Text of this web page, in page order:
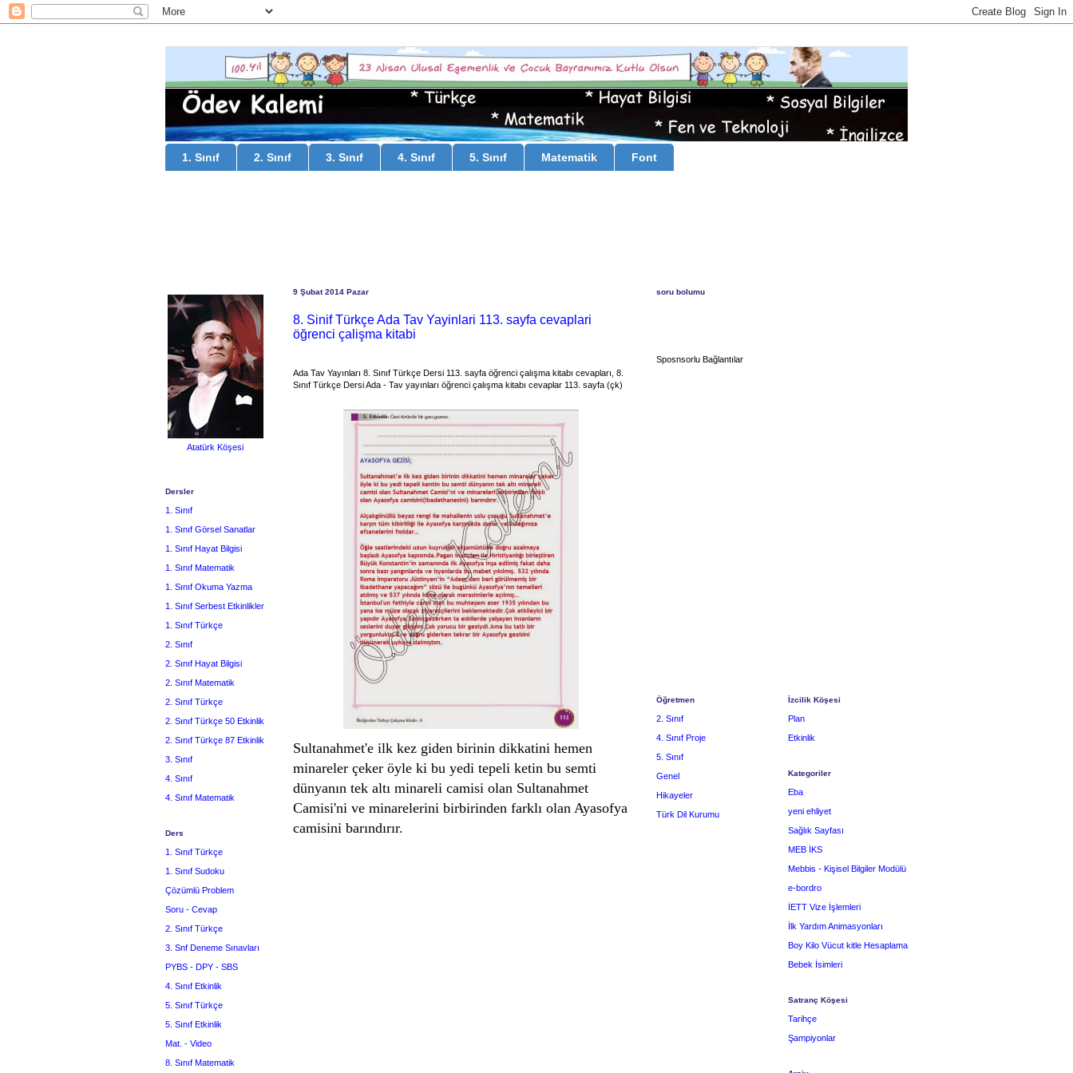
1. Sınıf 2. Sınıf 3. Sınıf 4. Sınıf 5. Sınıf Matematik Font
9 Şubat 2014 Pazar
8. Sinif Türkçe Ada Tav Yayinlari 113. sayfa cevaplari
öğrenci çalişma kitabi
Ada Tav Yayınları 8. Sınıf Türkçe Dersi 113. sayfa öğrenci çalışma kitabı cevapları, 8.
Sınıf Türkçe Dersi Ada - Tav yayınları öğrenci çalışma kitabı cevaplar 113. sayfa (çk)
Sultanahmet'e ilk kez giden birinin dikkatini hemen
minareler çeker öyle ki bu yedi tepeli ketin bu semti
dünyanın tek altı minareli camisi olan Sultanahmet
Camisi'ni ve minarelerini birbirinden farklı olan Ayasofya
camisini barındırır.
Atatürk Köşesi
Dersler
1. Sınıf
1. Sınıf Görsel Sanatlar
1. Sınıf Hayat Bilgisi
1. Sınıf Matematik
1. Sınıf Okuma Yazma
1. Sınıf Serbest Etkinlikler
1. Sınıf Türkçe
2. Sınıf
2. Sınıf Hayat Bilgisi
2. Sınıf Matematik
2. Sınıf Türkçe
2. Sınıf Türkçe 50 Etkinlik
2. Sınıf Türkçe 87 Etkinlik
3. Sınıf
4. Sınıf
4. Sınıf Matematik
Ders
1. Sınıf Türkçe
1. Sınıf Sudoku
Çözümlü Problem
Soru - Cevap
2. Sınıf Türkçe
3. Snf Deneme Sınavları
PYBS - DPY - SBS
4. Sınıf Etkinlik
5. Sınıf Türkçe
5. Sınıf Etkinlik
Mat. - Video
8. Sınıf Matematik
soru bolumu
Sposnsorlu Bağlantılar
Öğretmen
2. Sınıf
4. Sınıf Proje
5. Sınıf
Genel
Hikayeler
Türk Dil Kurumu
İzcilik Köşesi
Plan
Etkinlik
Kategoriler
Eba
yeni ehliyet
Sağlık Sayfası
MEB İKS
Mebbis - Kişisel Bilgiler Modülü
e-bordro
İETT Vize İşlemleri
İlk Yardım Animasyonları
Boy Kilo Vücut kitle Hesaplama
Bebek İsimleri
Satranç Köşesi
Tarihçe
Şampiyonlar